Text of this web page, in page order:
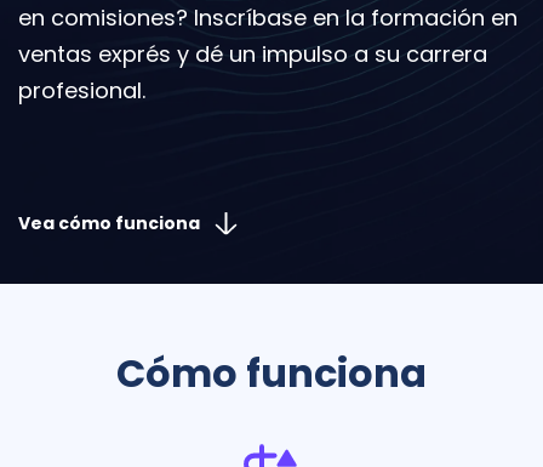
en comisiones? Inscríbase en la formación en
ventas exprés y dé un impulso a su carrera
profesional.
Vea cómo funciona
Cómo funciona